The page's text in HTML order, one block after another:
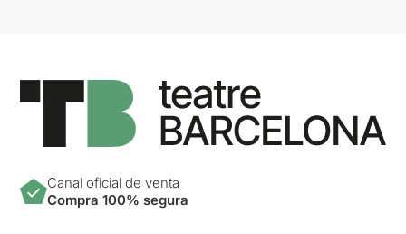
Canal oficial de venta
Compra 100% segura